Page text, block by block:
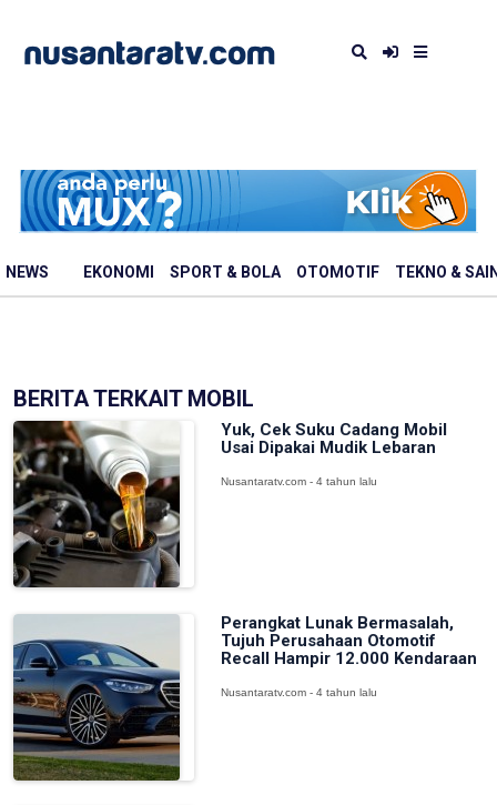
NEWS EKONOMI SPORT & BOLA OTOMOTIF TEKNO &
BERITA TERKAIT MOBIL
Yuk, Cek Suku Cadang Mobil
Usai Dipakai Mudik Lebaran
Nusantaratv.com - 4 tahun lalu
Perangkat Lunak Bermasalah,
Tujuh Perusahaan Otomotif
Recall Hampir 12.000 Kendaraan
Nusantaratv.com - 4 tahun lalu